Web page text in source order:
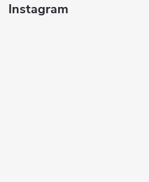
Instagram